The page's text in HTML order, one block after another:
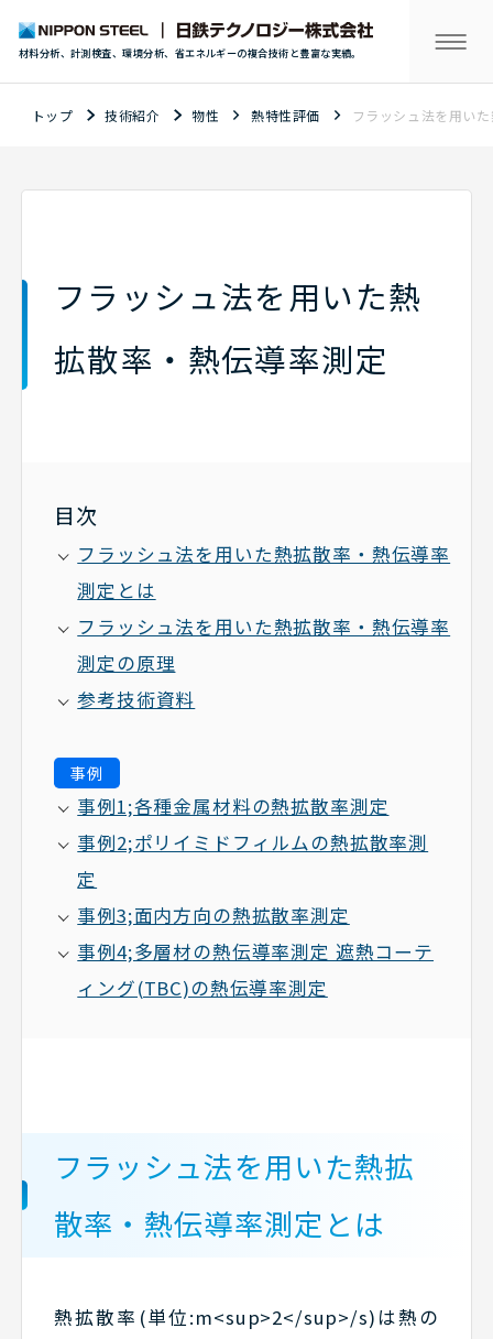
材料分析、計測検査、環境分析、省エネルギーの複合技術と豊富な実績。
トップ 技術紹介 物性 熱特性評価 フラッシュ法を用い
フラッシュ法を用いた熱
拡散率・熱伝導率測定
目次
フラッシュ法を用いた熱拡散率・熱伝導率
測定とは
フラッシュ法を用いた熱拡散率・熱伝導率
測定の原理
参考技術資料
事例
事例1;各種金属材料の熱拡散率測定
事例2;ポリイミドフィルムの熱拡散率測
定
事例3;面内方向の熱拡散率測定
事例4;多層材の熱伝導率測定 遮熱コーテ
ィング(TBC)の熱伝導率測定
フラッシュ法を用いた熱拡
散率・熱伝導率測定とは
熱拡散率(単位:m<sup>2</sup>/s)は熱の